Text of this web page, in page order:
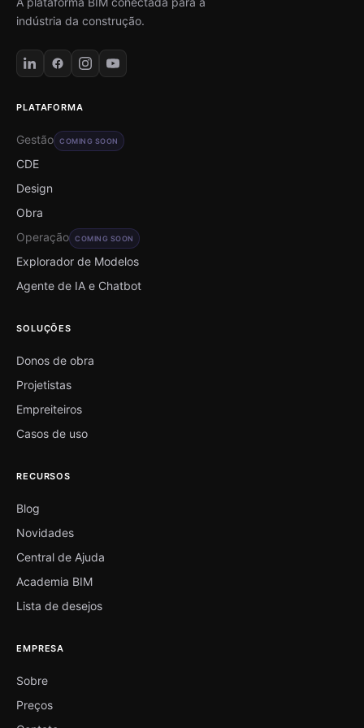
indústria da construção.
PLATAFORMA
Gestão COMING SOON
CDE
Design
Obra
Operação
COMING SOON
Explorador de Modelos
Agente de IA e Chatbot
SOLUÇÕES
Donos de obra
Projetistas
Empreiteiros
Casos de uso
RECURSOS
Blog
Novidades
Central de Ajuda
Academia BIM
Lista de desejos
EMPRESA
Sobre
Preços